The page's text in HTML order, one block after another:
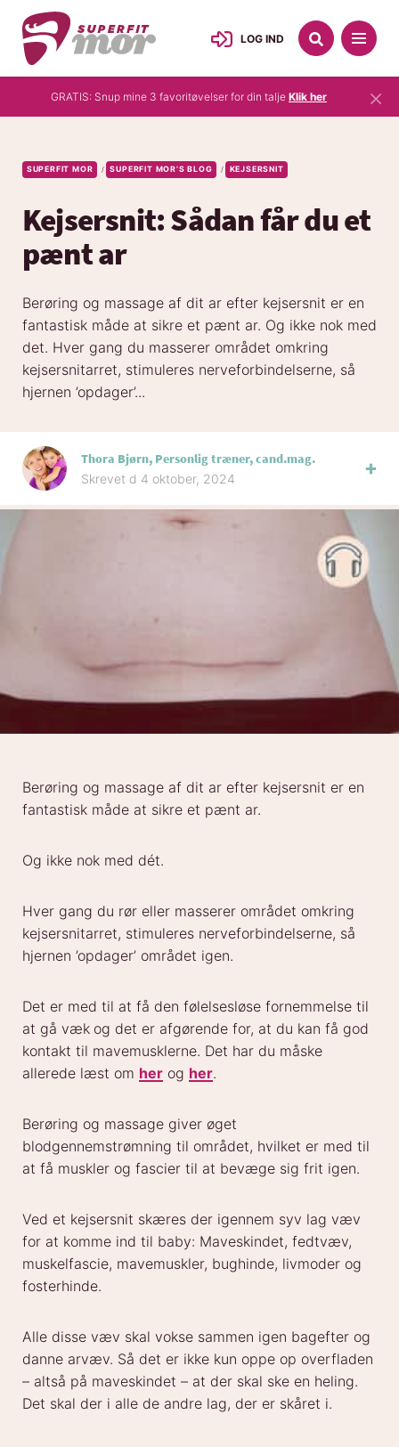
LOG IND
GRATIS: Snup mine 3 favoritøvelser for din talje Klik her ×
SUPERFIT MOR / SUPERFIT MOR’S BLOG / KEJSERSNIT
Kejsersnit: Sådan får du et
pænt ar
Berøring og massage af dit ar efter kejsersnit er en
fantastisk måde at sikre et pænt ar. Og ikke nok med
det. Hver gang du masserer området omkring
kejsersnitarret, stimuleres nerveforbindelserne, så
hjernen ’opdager’...
Thora Bjørn, Personlig træner, cand.mag.
Skrevet d 4 oktober, 2024
Berøring og massage af dit ar efter kejsersnit er en
fantastisk måde at sikre et pænt ar.
Og ikke nok med dét.
Hver gang du rør eller masserer området omkring
kejsersnitarret, stimuleres nerveforbindelserne, så
hjernen ’opdager’ området igen.
Det er med til at få den følelsesløse fornemmelse til
at gå væk og det er afgørende for, at du kan få god
kontakt til mavemusklerne. Det har du måske
allerede læst om her og her.
Berøring og massage giver øget
blodgennemstrømning til området, hvilket er med til
at få muskler og fascier til at bevæge sig frit igen.
Ved et kejsersnit skæres der igennem syv lag væv
for at komme ind til baby: Maveskindet, fedtvæv,
muskelfascie, mavemuskler, bughinde, livmoder og
fosterhinde.
Alle disse væv skal vokse sammen igen bagefter og
danne arvæv. Så det er ikke kun oppe op overfladen
– altså på maveskindet – at der skal ske en heling.
Det skal der i alle de andre lag, der er skåret i.